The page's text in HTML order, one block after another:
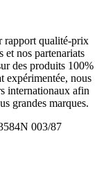
rapport qualité-prix
et nos partenariats
des produits 100%
expérimentée, nous
internationaux afin
grandes marques.
003/87